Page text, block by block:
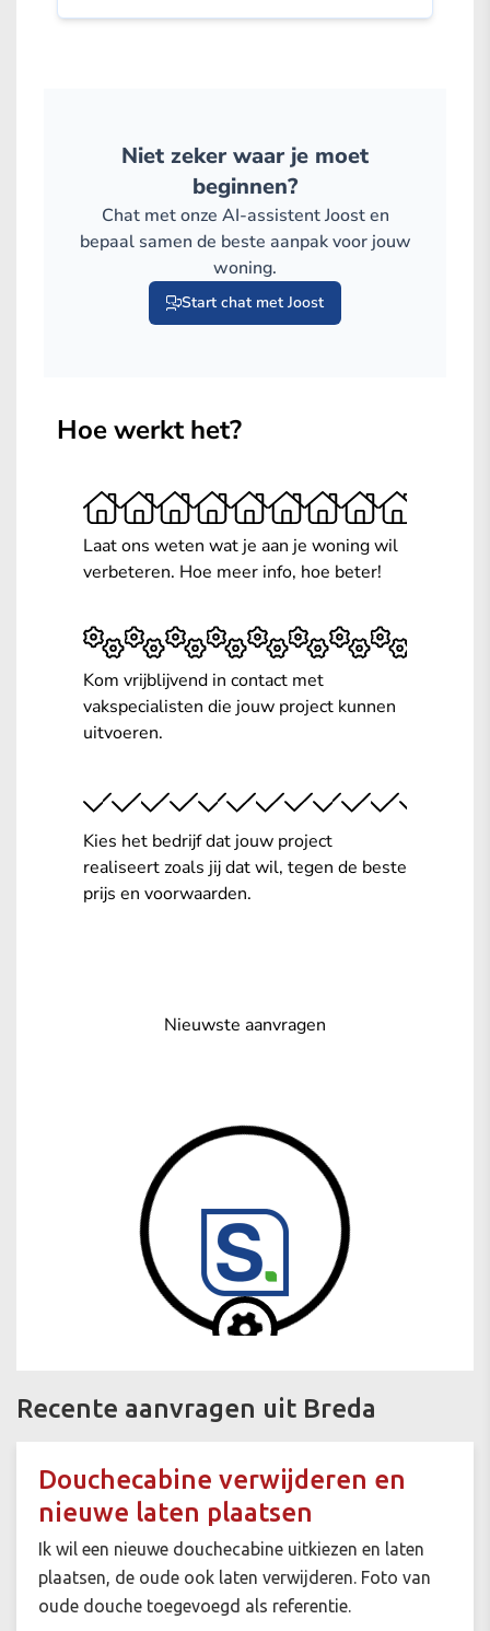
Recente aanvragen uit Breda
Douchecabine verwijderen en
nieuwe laten plaatsen
Ik wil een nieuwe douchecabine uitkiezen en laten
plaatsen, de oude ook laten verwijderen. Foto van
oude douche toegevoegd als referentie.